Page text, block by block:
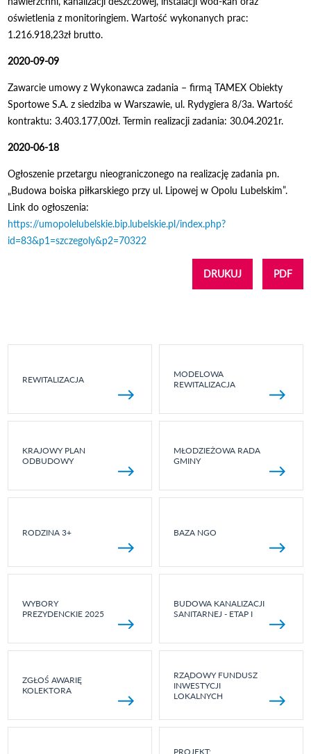
oświetlenia z monitoringiem. Wartość wykonanych prac:
1.216.918,23zł brutto.
2020-09-09
Zawarcie umowy z Wykonawca zadania – firmą TAMEX Obiekty
Sportowe S.A. z siedziba w Warszawie, ul. Rydygiera 8/3a. Wartość
kontraktu: 3.403.177,00zł. Termin realizacji zadania: 30.04.2021r.
2020-06-18
Ogłoszenie przetargu nieograniczonego na realizację zadania pn.
„Budowa boiska piłkarskiego przy ul. Lipowej w Opolu Lubelskim”.
Link do ogłoszenia:
https://umopolelubelskie.bip.lubelskie.pl/index.php?
id=83&p1=szczegoly&p2=70322
DRUKUJ PDF
REWITALIZACJA
MODELOWA
REWITALIZACJA
KRAJOWY PLAN
ODBUDOWY
MŁODZIEŻOWA RADA
GMINY
RODZINA 3+ BAZA NGO
WYBORY
PREZYDENCKIE 2025
BUDOWA KANALIZACJI
SANITARNEJ - ETAP I
ZGŁOŚ AWARIĘ
KOLEKTORA
RZĄDOWY FUNDUSZ
INWESTYCJI
LOKALNYCH
PROJEKT: